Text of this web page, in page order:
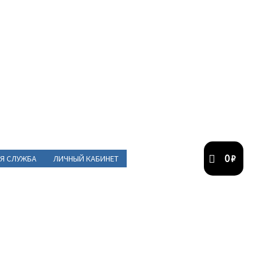
СЛУЖБА ЛИЧНЫЙ КАБИНЕТ 0₽